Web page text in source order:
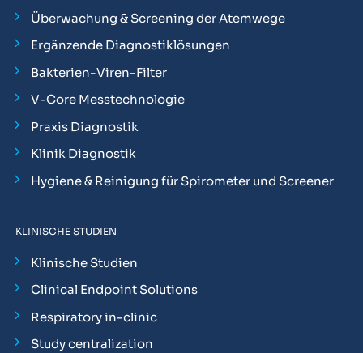
Überwachung & Screening der Atemwege
Ergänzende Diagnostiklösungen
Bakterien-Viren-Filter
V-Core Messtechnologie
Praxis Diagnostik
Klinik Diagnostik
Hygiene & Reinigung für Spirometer und Screener
KLINISCHE STUDIEN
Klinische Studien
Clinical Endpoint Solutions
Respiratory in-clinic
Study centralization